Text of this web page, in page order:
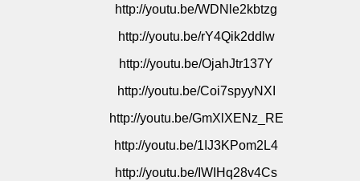
http://youtu.be/WDNle2kbtzg
http://youtu.be/rY4Qik2ddlw
http://youtu.be/OjahJtr137Y
http://youtu.be/Coi7spyyNXI
http://youtu.be/GmXlXENz_RE
http://youtu.be/1IJ3KPom2L4
http://youtu.be/IWIHq28v4Cs